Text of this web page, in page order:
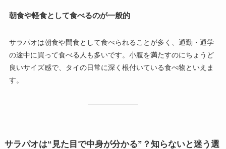
朝食や軽食として食べるのが一般的
サラパオは朝食や間食として食べられることが多く、通勤・通学
の途中に買って食べる人も多いです。小腹を満たすのにちょうど
良いサイズ感で、タイの日常に深く根付いている食べ物といえま
す。
サラパオは“見た目で中身が分かる”？知らないと迷う選